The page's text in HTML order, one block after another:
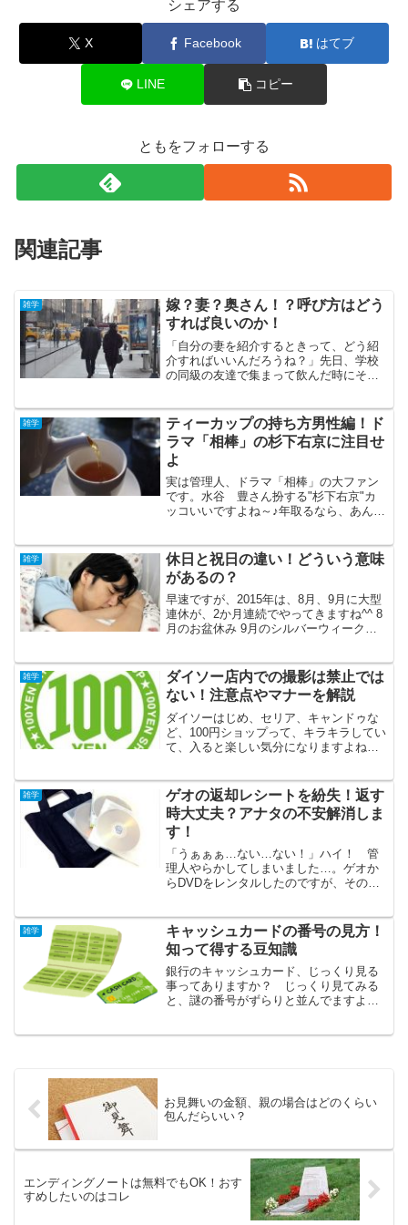
シェアする
X Facebook はてブ
LINE コピー
ともをフォローする
関連記事
雑学
嫁？妻？奥さん！？呼び方はどう
すれば良いのか！
「自分の妻を紹介するときって、どう紹
介すればいいんだろうね？」先日、学校
の同級の友達で集まって飲んだ時にそん
は結構悩んでる人が多かったですね。な
ので、家にお邪魔したりす...
雑学
ティーカップの持ち方男性編！ド
ラマ「相棒」の杉下右京に注目せ
よ
実は管理人、ドラマ「相棒」の大ファン
です。水谷 豊さん扮する"杉下右京"カ
ッコいいですよね～♪年取るなら、あんな
の紅茶好きということで有名。「相棒」
劇中でも、特命課で紅...
雑学
休日と祝日の違い！どういう意味
があるの？
早速ですが、2015年は、8月、9月に大型
連休が、2か月連続でやってきますね^^ 8
月のお盆休み 9月のシルバーウィークお
月13日～8月16日の4日間が、多くの企業
で...
雑学
ダイソー店内での撮影は禁止では
ない！注意点やマナーを解説
ダイソーはじめ、セリア、キャンドゥな
ど、100円ショップって、キラキラしてい
て、入ると楽しい気分になりますよね。
グのネタにしたいとか思っている方も多
いでしょう。あ...
雑学
ゲオの返却レシートを紛失！返す
時大丈夫？アナタの不安解消しま
す！
「うぁぁぁ…ない…ない！」ハイ！ 管
理人やらかしてしまいました…。ゲオか
らDVDをレンタルしたのですが、その時
てしまったんですぅー！！！ え…あれが
ないと返却BOXに...
雑学
キャッシュカードの番号の見方！
知って得する豆知識
銀行のキャッシュカード、じっくり見る
事ってありますか？ じっくり見てみる
と、謎の番号がずらりと並んでますよ
お見舞いの金額、親の場合はどのくらい
包んだらいい？
エンディングノートは無料でもOK！おす
すめしたいのはコレ